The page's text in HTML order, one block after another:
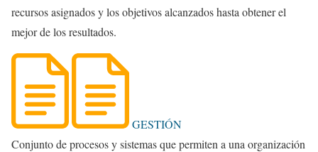
recursos asignados y los objetivos alcanzados hasta obtener el
mejor de los resultados.
GESTIÓN
Conjunto de procesos y sistemas que permiten a una organización